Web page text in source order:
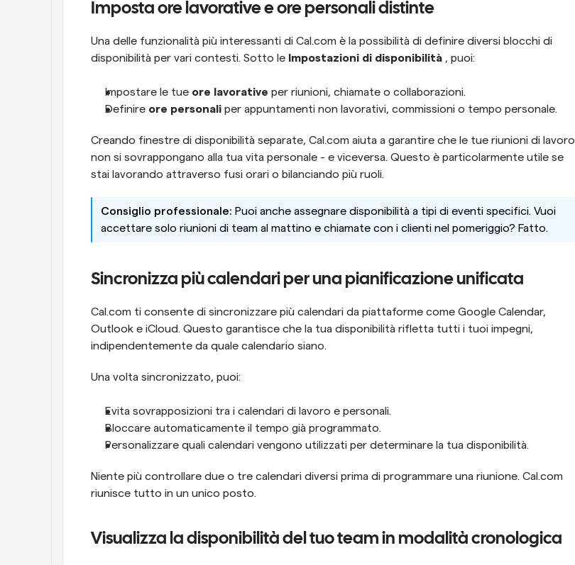
Imposta ore lavorative e ore personali distinte
Una delle funzionalità più interessanti di Cal.com è la possibilità di definire diversi blocchi di
disponibilità per vari contesti. Sotto le Impostazioni di disponibilità , puoi:
Impostare le tue ore lavorative per riunioni, chiamate o collaborazioni.
Definire ore personali per appuntamenti non lavorativi, commissioni o tempo personale.
Creando finestre di disponibilità separate, Cal.com aiuta a garantire che le tue riunioni di lavoro
non si sovrappongano alla tua vita personale - e viceversa. Questo è particolarmente utile se
stai lavorando attraverso fusi orari o bilanciando più ruoli.
Consiglio professionale: Puoi anche assegnare disponibilità a tipi di eventi specifici. Vuoi
accettare solo riunioni di team al mattino e chiamate con i clienti nel pomeriggio? Fatto.
Sincronizza più calendari per una pianificazione unificata
Cal.com ti consente di sincronizzare più calendari da piattaforme come Google Calendar,
Outlook e iCloud. Questo garantisce che la tua disponibilità rifletta tutti i tuoi impegni,
indipendentemente da quale calendario siano.
Una volta sincronizzato, puoi:
Evita sovrapposizioni tra i calendari di lavoro e personali.
Bloccare automaticamente il tempo già programmato.
Personalizzare quali calendari vengono utilizzati per determinare la tua disponibilità.
Niente più controllare due o tre calendari diversi prima di programmare una riunione. Cal.com
riunisce tutto in un unico posto.
Visualizza la disponibilità del tuo team in modalità cronologica